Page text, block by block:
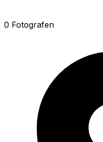
0 Fotografen